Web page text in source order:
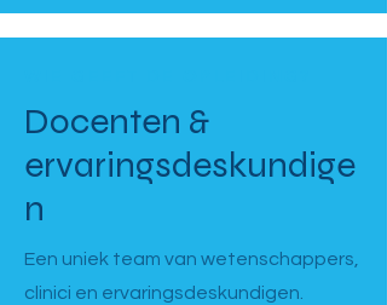
Docenten &
ervaringsdeskundige
n
Een uniek team van wetenschappers,
clinici en ervaringsdeskundigen.